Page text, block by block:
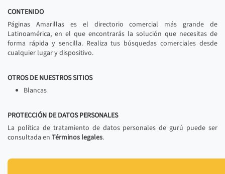
CONTENIDO
Páginas Amarillas es el directorio comercial más grande de
Latinoamérica, en el que encontrarás la solución que necesitas de
forma rápida y sencilla. Realiza tus búsquedas comerciales desde
cualquier lugar y dispositivo.
OTROS DE NUESTROS SITIOS
Blancas
PROTECCIÓN DE DATOS PERSONALES
La política de tratamiento de datos personales de gurú puede ser
consultada en Términos legales.